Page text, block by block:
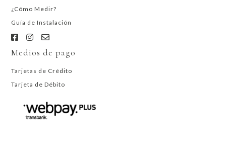
¿Cómo Medir?
Guía de Instalación
Medios de pago
Tarjetas de Crédito
Tarjeta de Débito